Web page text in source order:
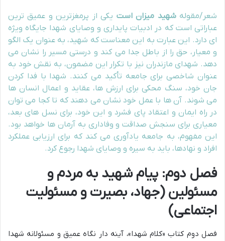
شعر/مقولهشهید میزان است یکی از پرمغزترین و عمیق ترین
عباراتی است که در ادبیات پایداری و وصایای شهدا جایگاه ویژه
ای دارد. این عبارت به این معناست که شهید، به عنوان یک الگو
و معیار، حق را از باطل جدا می کند و درستی مسیر را نشان می
دهد. شهدای مازندران نیز با تکرار این مضمون، به نقش خود به
عنوان شاخصی برای جامعه تأکید می کنند. شهدا با فدا کردن
جان خود، سنگ محکی برای ارزش ها، عقاید و اعمال انسان ها
می شوند. آن ها با عمل خود نشان می دهند که تا کجا می توان
در راه ایمان و اعتقاد پای فشرد و این خود، برای نسل های بعد،
معیاری برای سنجش صداقت و وفاداری به آرمان ها خواهد بود.
این مفهوم، به جامعه یادآوری می کند که برای ارزیابی عملکرد
افراد و نهادها، باید به سیره و وصایای شهدا رجوع کرد.
فصل دوم: پیام شهید به مردم و
مسئولین (جهاد، بصیرت و مسئولیت
اجتماعی)
فصل دوم کتاب «کلام شهدا»، آینه دار نگاه عمیق و مسئولانه شهدا